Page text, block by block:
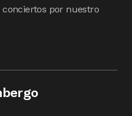
conciertos por nuestro